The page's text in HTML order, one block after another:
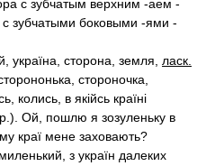
с зубчатым верхним -аем -
с зубчатыми боковыми -ями -
україна, сторона, земля, ласк.
стороночка,
колись, в якійсь країні
Ой, пошлю я зозуленьку в
краї мене заховають?
з україн далеких